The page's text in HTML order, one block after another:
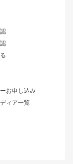
お申し込み
ィア一覧